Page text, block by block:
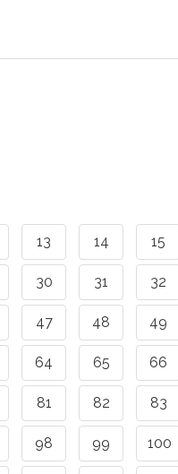
13 14 15
30 31 32
47 48 49
64 65 66
81 82 83
98 99 100